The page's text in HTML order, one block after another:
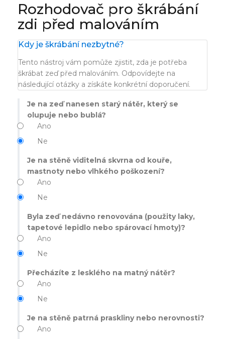
Rozhodovač pro škrábání
zdi před malováním
Kdy je škrábání nezbytné?
Tento nástroj vám pomůže zjistit, zda je potřeba
škrábat zeď před malováním. Odpovídejte na
následující otázky a získáte konkrétní doporučení.
Je na zeď nanesen starý nátěr, který se
olupuje nebo bublá?
Ano
Ne
Je na stěně viditelná skvrna od kouře,
mastnoty nebo vlhkého poškození?
Ano
Ne
Byla zeď nedávno renovována (použity laky,
tapetové lepidlo nebo spárovací hmoty)?
Ano
Ne
Přecházíte z lesklého na matný nátěr?
Ano
Ne
Je na stěně patrná praskliny nebo nerovnosti?
Ano